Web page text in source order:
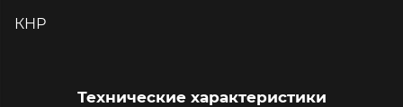
КНР
Технические характеристики